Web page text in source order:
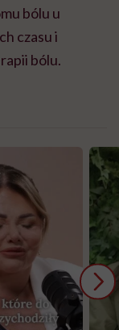
bólu u
czasu i
bólu.